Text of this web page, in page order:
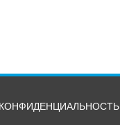
КОНФИДЕНЦИАЛЬНОСТЬ